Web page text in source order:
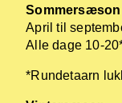
Sommersæson
April til
Alle dage 10-
*Rundetaarn